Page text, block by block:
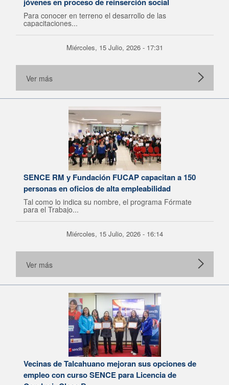
Para conocer en terreno el desarrollo de las
capacitaciones...
Miércoles, 15 Julio, 2026 - 17:31
Ver más
SENCE RM y Fundación FUCAP capacitan a 150
personas en oficios de alta empleabilidad
Tal como lo indica su nombre, el programa Fórmate
para el Trabajo...
Miércoles, 15 Julio, 2026 - 16:14
Ver más
Vecinas de Talcahuano mejoran sus opciones de
empleo con curso SENCE para Licencia de